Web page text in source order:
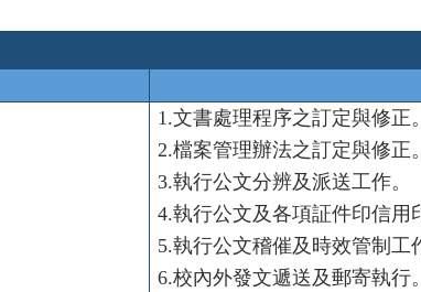
1.文書處理程序之訂定與修正。
2.檔案管理辦法之訂定與修正。
3.執行公文分辨及派送工作。
4.執行公文及各項証件印信用
5.執行公文稽催及時效管制工
6.校內外發文遞送及郵寄執行。